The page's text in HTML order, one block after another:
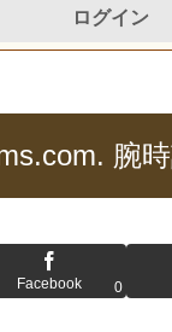
ログイン
腕
Facebook 0